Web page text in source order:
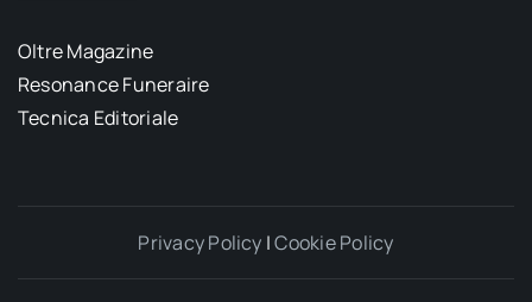
Oltre Magazine
Resonance Funeraire
Tecnica Editoriale
Privacy Policy |Cookie Policy